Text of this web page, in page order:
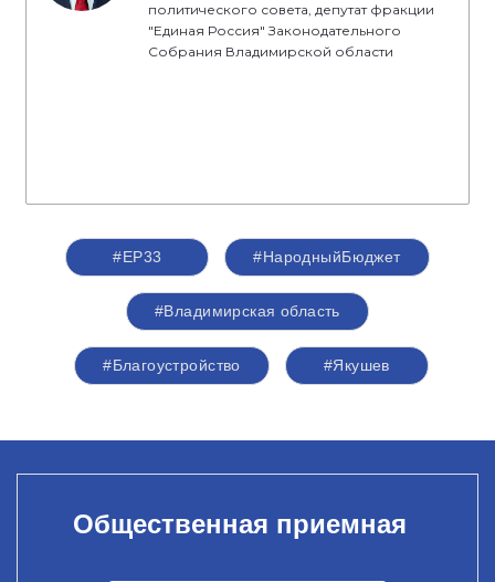
политического совета, депутат фракции
"Единая Россия" Законодательного
Собрания Владимирской области
#ЕР33 #НародныйБюджет
#Владимирская область
#Благоустройство #Якушев
Общественная приемная